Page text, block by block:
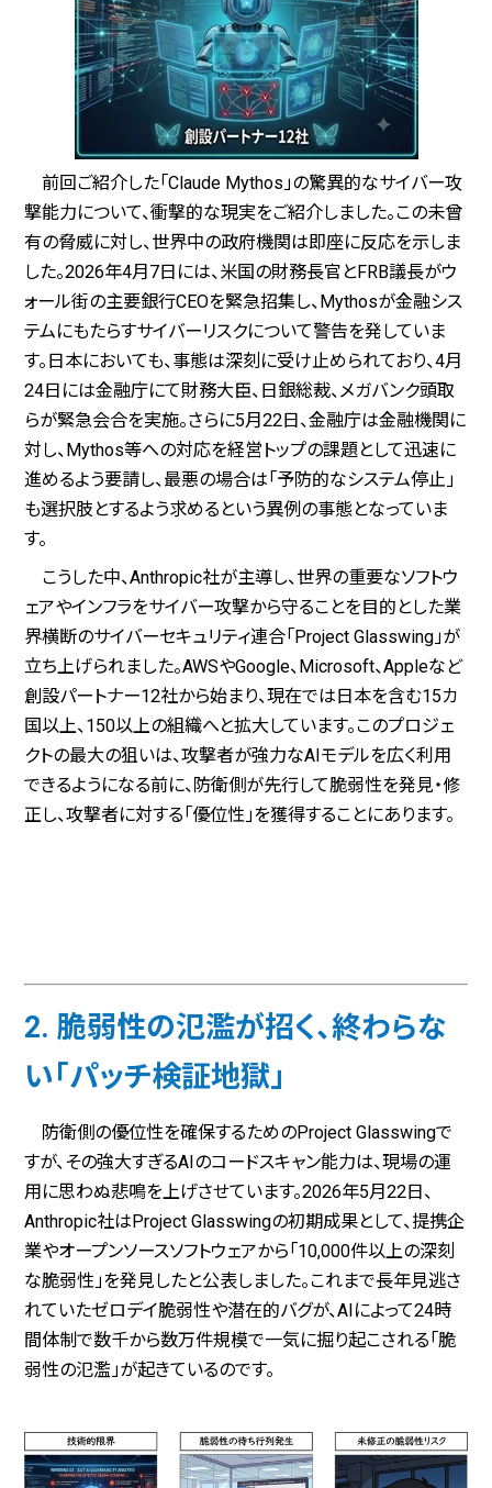
前回ご紹介した「Claude Mythos」の驚異的なサイバー攻
撃能力について、衝撃的な現実をご紹介しました。この未曾
有の脅威に対し、世界中の政府機関は即座に反応を示しま
した。2026年4月7日には、米国の財務長官とFRB議長がウ
ォール街の主要銀行CEOを緊急招集し、Mythosが金融シス
テムにもたらすサイバーリスクについて警告を発していま
す。日本においても、事態は深刻に受け止められており、4月
24日には金融庁にて財務大臣、日銀総裁、メガバンク頭取
らが緊急会合を実施。さらに5月22日、金融庁は金融機関に
対し、Mythos等への対応を経営トップの課題として迅速に
進めるよう要請し、最悪の場合は「予防的なシステム停止」
も選択肢とするよう求めるという異例の事態となっていま
す。
こうした中、Anthropic社が主導し、世界の重要なソフトウ
ェアやインフラをサイバー攻撃から守ることを目的とした業
界横断のサイバーセキュリティ連合「Project Glasswing」が
立ち上げられました。AWSやGoogle、Microsoft、Appleなど
創設パートナー12社から始まり、現在では日本を含む15カ
国以上、150以上の組織へと拡大しています。このプロジェ
クトの最大の狙いは、攻撃者が強力なAIモデルを広く利用
できるようになる前に、防衛側が先行して脆弱性を発見・修
正し、攻撃者に対する「優位性」を獲得することにあります。
2. 脆弱性の氾濫が招く、終わらな
い「パッチ検証地獄」
防衛側の優位性を確保するためのProject Glasswingで
すが、その強大すぎるAIのコードスキャン能力は、現場の運
用に思わぬ悲鳴を上げさせています。2026年5月22日、
Anthropic社はProject Glasswingの初期成果として、提携企
業やオープンソースソフトウェアから「10,000件以上の深刻
な脆弱性」を発見したと公表しました。これまで長年見逃さ
れていたゼロデイ脆弱性や潜在的バグが、AIによって24時
間体制で数千から数万件規模で一気に掘り起こされる「脆
弱性の氾濫」が起きているのです。